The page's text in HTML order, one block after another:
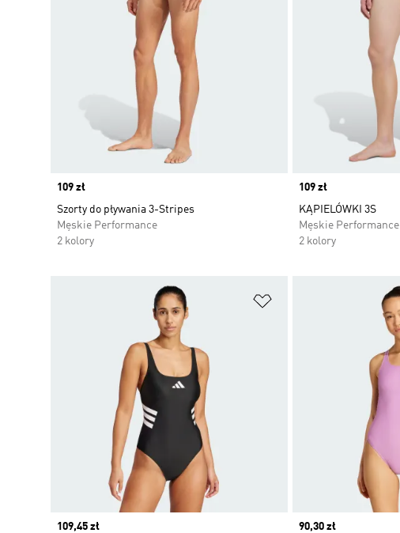
Price
109 zł
Szorty do pływania 3-Stripes
Męskie Performance
2 kolory
Price
109 zł
KĄPIELÓWKI 3S
Męskie Performance
2 kolory
Dodaj do listy życzeń
Current price
109,45 zł Current price
90,30 zł